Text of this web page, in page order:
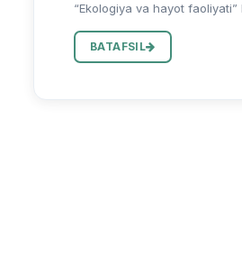
“Ekologiya va hayot
BATAFSIL